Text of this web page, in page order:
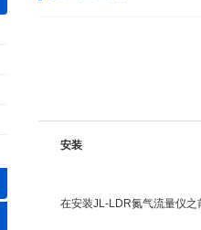
安装
在安装JL-LDR氮气流量仪之